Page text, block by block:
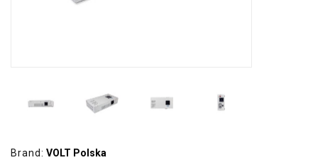
KITURI
Brand: VOLT Polska